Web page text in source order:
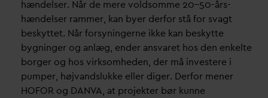
hændelser. Når de mere voldsomme 20–50-års-
hændelser rammer, kan byer derfor stå for svagt
beskyttet. Når forsyningerne ikke kan beskytte
bygninger og anlæg, ender ansvaret hos den enkelte
borger og hos virksomheden, der må investere i
pumper, højvandslukke eller diger. Derfor mener
HOFOR og DANVA, at projekter bør kunne